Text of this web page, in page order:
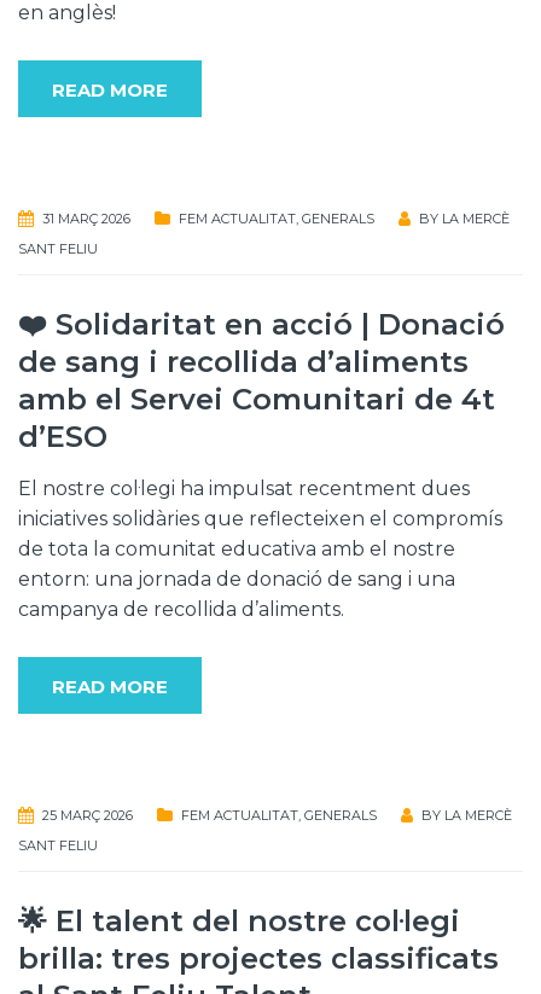
en anglès!
READ MORE
31 MARÇ 2026 FEM ACTUALITAT, GENERALS BY LA MERCÈ
SANT FELIU
❤️ Solidaritat en acció | Donació
de sang i recollida d’aliments
amb el Servei Comunitari de 4t
d’ESO
El nostre col·legi ha impulsat recentment dues
iniciatives solidàries que reflecteixen el compromís
de tota la comunitat educativa amb el nostre
entorn: una jornada de donació de sang i una
campanya de recollida d’aliments.
READ MORE
25 MARÇ 2026 FEM ACTUALITAT, GENERALS BY LA MERCÈ
SANT FELIU
🌟 El talent del nostre col·legi
brilla: tres projectes classificats